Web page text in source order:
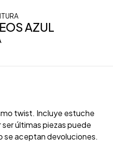
AZUL
twist. Incluye estuche
últimas piezas puede
se aceptan devoluciones.